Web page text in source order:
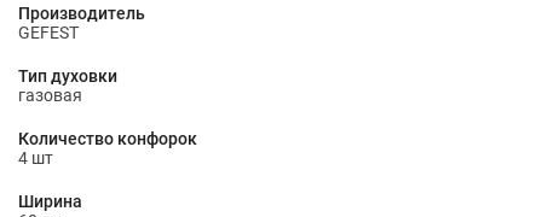
Производитель
GEFEST
Тип духовки
газовая
Количество конфорок
4 шт
Ширина